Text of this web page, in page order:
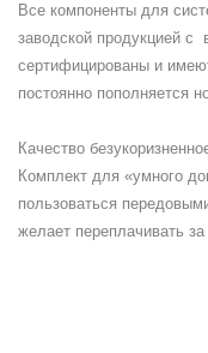
Все компоненты для
заводской продукцией с
сертифицированы и
постоянно пополняется
Качество
Комплект для «умного
пользоваться
желает переплачивать